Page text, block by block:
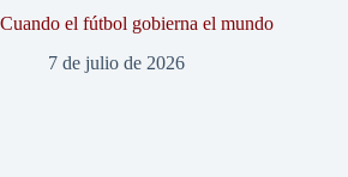
Cuando el fútbol gobierna el mundo
7 de julio de 2026